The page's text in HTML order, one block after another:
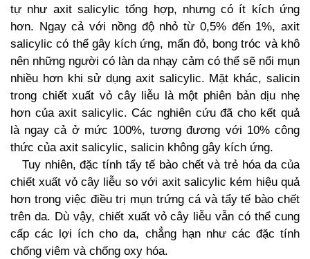
tự như axit salicylic tổng hợp, nhưng có ít kích ứng
hơn. Ngay cả với nồng độ nhỏ từ 0,5% đến 1%, axit
salicylic có thể gây kích ứng, mẩn đỏ, bong tróc và khô
nên những người có làn da nhạy cảm có thể sẽ nổi mụn
nhiều hơn khi sử dụng axit salicylic. Mặt khác, salicin
trong chiết xuất vỏ cây liễu là một phiên bản dịu nhẹ
hơn của axit salicylic. Các nghiên cứu đã cho kết quả
là ngay cả ở mức 100%, tương đương với 10% công
thức của axit salicylic, salicin không gây kích ứng.
Tuy nhiên, đặc tính tẩy tế bào chết và trẻ hóa da của
chiết xuất vỏ cây liễu so với axit salicylic kém hiệu quả
hơn trong việc điều trị mụn trứng cá và tẩy tế bào chết
trên da. Dù vậy, chiết xuất vỏ cây liễu vẫn có thể cung
cấp các lợi ích cho da, chẳng hạn như các đặc tính
chống viêm và chống oxy hóa.